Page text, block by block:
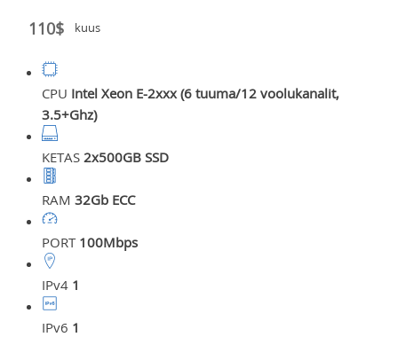
110$
kuus
CPU Intel Xeon E-2ххх (6 tuuma/12 voolukanalit,
3.5+Ghz)
KETAS 2x500GB SSD
RAM 32Gb ECC
PORT 100Mbps
IPv4 1
IPv6 1